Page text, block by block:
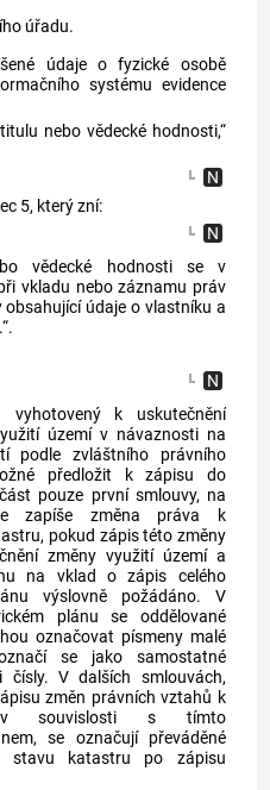
úřadu.
údaje o fyzické osobě
systému evidence
nebo vědecké hodnosti,“
5, který zní:
vědecké hodnosti se v
vkladu nebo záznamu práv
obsahující údaje o vlastníku a
vyhotovený k uskutečnění
území v návaznosti na
podle zvláštního právního
předložit k zápisu do
pouze první smlouvy, na
zapíše změna práva k
pokud zápis této změny
změny využití území a
na vklad o zápis celého
výslovně požádáno. V
plánu se oddělované
označovat písmeny malé
se jako samostatné
čísly. V dalších smlouvách,
změn právních vztahů k
v souvislosti s tímto
se označují převáděné
stavu katastru po zápisu